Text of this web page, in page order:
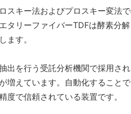
スキー法およびプロスキー変法
タリーファイバーTDFは酵素分
ます。
出を行う受託分析機関で採用さ
増えています。自動化すること
度で信頼されている装置です。